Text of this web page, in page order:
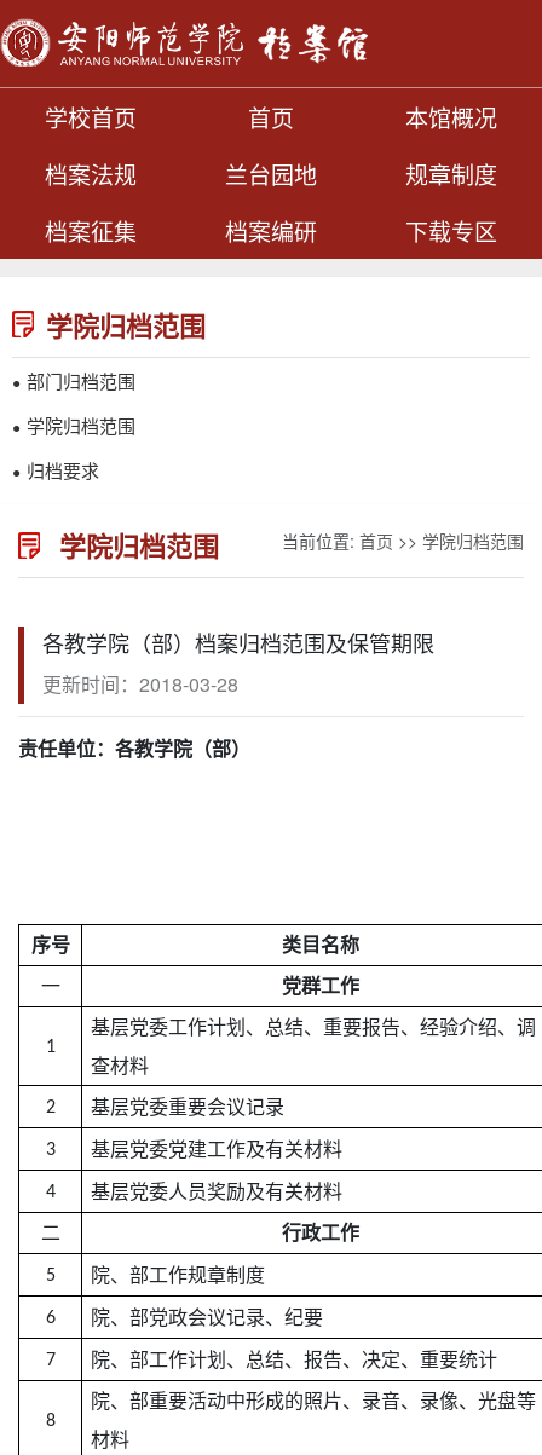
学校首页 首页
本馆概况
档案法规
兰台园地
规章制度
档案征集
档案编研 下载专区
学院归档范围
● 部门归档范围
● 学院归档范围
● 归档要求
学院归档范围 当前位置: 首页 >> 学院归档范围
各教学院（部）档案归档范围及保管期限
更新时间：2018-03-28
责任单位：各教学院（部）
序号
类目名称
一
党群工作
1
基层党委工作计划、总结、重要报告、经验介绍、调
查材料
2 基层党委重要会议记录
3 基层党委党建工作及有关材料
4
基层党委人员奖励及有关材料
二
行政工作
5 院、部工作规章制度
6 院、部党政会议记录、纪要
7 院、部工作计划、总结、报告、决定、重要统计
8
院、部重要活动中形成的照片、录音、录像、光盘等
材料